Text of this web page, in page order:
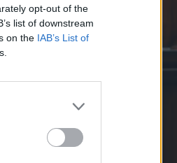
opt-out of the
list of downstream
on the IAB’s List of